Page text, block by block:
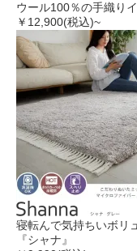
ウール100％の手織り
￥12,900(税込)~
寝転んで気持ちいボリ
『シャナ』